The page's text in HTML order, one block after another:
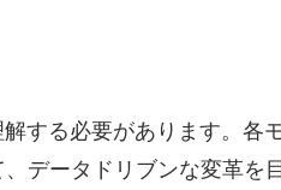
する必要があります。各
データドリブンな変革を